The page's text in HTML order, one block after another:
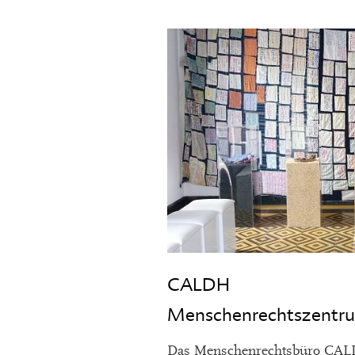
CALDH
Das Menschenrechtsbüro